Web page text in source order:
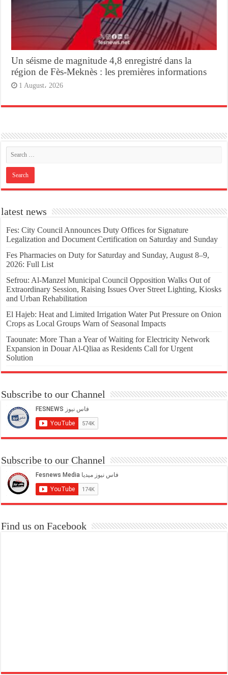
Un séisme de magnitude 4,8 enregistré dans la
région de Fès-Meknès : les premières informations
1 August، 2026
latest news
Fes: City Council Announces Duty Offices for Signature
Legalization and Document Certification on Saturday and Sunday
Fes Pharmacies on Duty for Saturday and Sunday, August 8–9,
2026: Full List
Sefrou: Al-Manzel Municipal Council Opposition Walks Out of
Extraordinary Session, Raising Issues Over Street Lighting, Kiosks
and Urban Rehabilitation
El Hajeb: Heat and Limited Irrigation Water Put Pressure on Onion
Crops as Local Groups Warn of Seasonal Impacts
Taounate: More Than a Year of Waiting for Electricity Network
Expansion in Douar Al-Qliaa as Residents Call for Urgent
Solution
Subscribe to our Channel
Subscribe to our Channel
Find us on Facebook